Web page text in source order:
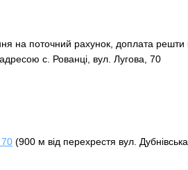
на поточний рахунок, доплата
с. Рованці, вул. Лугова, 70
70 (900 м від перехрестя вул.